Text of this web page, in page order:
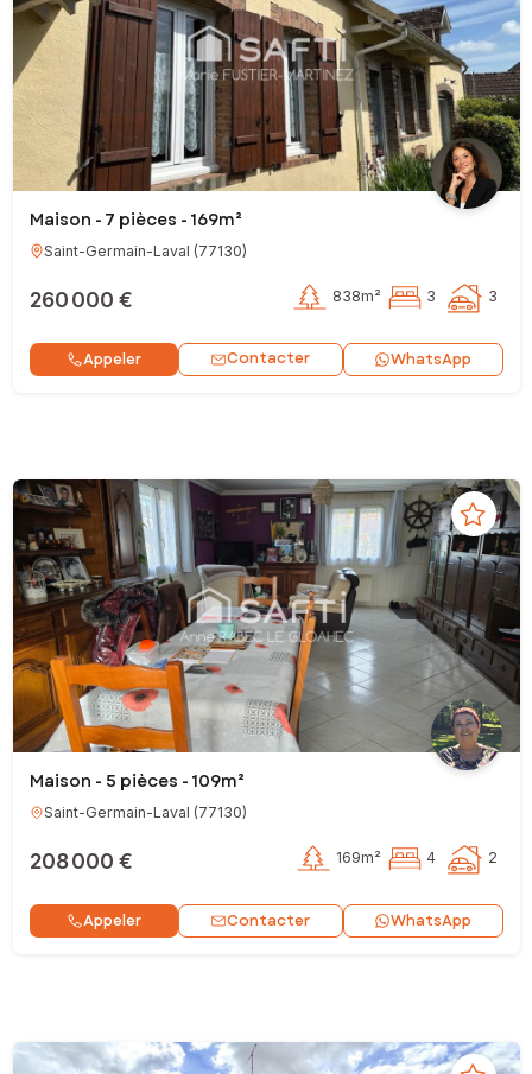
Maison - 7 pièces - 169m²
Saint-Germain-Laval (77130)
260 000 € 838m² 3 3
Appeler Contacter WhatsApp
Maison - 5 pièces - 109m²
Saint-Germain-Laval (77130)
208 000 € 169m² 4 2
Appeler Contacter WhatsApp